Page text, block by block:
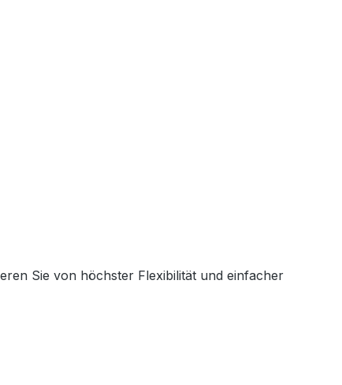
Sie von höchster Flexibilität und einfacher